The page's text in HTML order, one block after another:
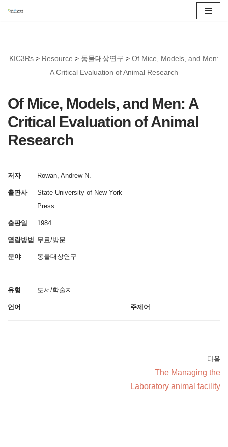
츠
너
뛰
기
KIC3Rs > Resource > 동물대상연구 > Of Mice, Models, and Men:
A Critical Evaluation of Animal Research
Of Mice, Models, and Men: A
Critical Evaluation of Animal
Research
저자 Rowan, Andrew N.
출판사
State University of New York
Press
출판일 1984
열람방법 무료/방문
분야 동물대상연구
유형 도서/학술지
언어 주제어
다음
The Managing the
Laboratory animal facility